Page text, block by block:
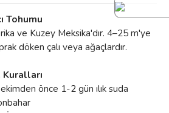
Tohumu
ve Kuzey Meksika'dır. 4–25 m'ye
döken çalı veya ağaçlardır.
önce 1-2 gün ılık suda